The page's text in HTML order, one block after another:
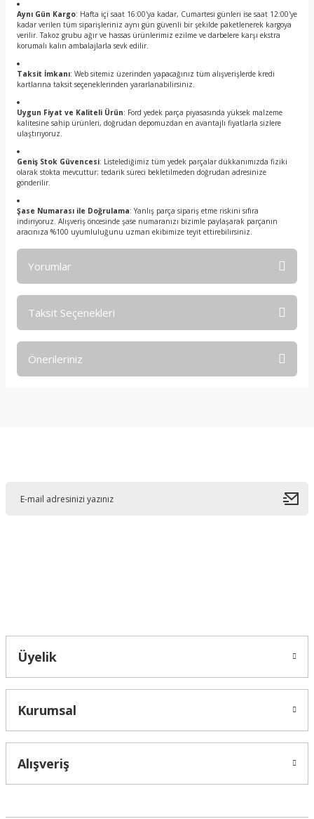
Aynı Gün Kargo: Hafta içi saat 16:00'ya kadar, Cumartesi günleri ise saat 12:00'ye
kadar verilen tüm siparişleriniz aynı gün güvenli bir şekilde paketlenerek kargoya
verilir. Takoz grubu ağır ve hassas ürünlerimiz ezilme ve darbelere karşı ekstra
korumalı kalın ambalajlarla sevk edilir.
Taksit İmkanı: Web sitemiz üzerinden yapacağınız tüm alışverişlerde kredi
kartlarına taksit seçeneklerinden yararlanabilirsiniz.
Uygun Fiyat ve Kaliteli Ürün: Ford yedek parça piyasasında yüksek malzeme
kalitesine sahip ürünleri, doğrudan depomuzdan en avantajlı fiyatlarla sizlere
ulaştırıyoruz.
Geniş Stok Güvencesi: Listelediğimiz tüm yedek parçalar dükkanımızda fiziki
olarak stokta mevcuttur; tedarik süreci bekletilmeden doğrudan adresinize
gönderilir.
Şase Numarası ile Doğrulama: Yanlış parça sipariş etme riskini sıfıra
indiriyoruz. Alışveriş öncesinde şase numaranızı bizimle paylaşarak parçanın
aracınıza %100 uyumluluğunu uzman ekibimize teyit ettirebilirsiniz.
Yorumlar
Taksit Seçenekleri
Önerileriniz
Üyelik
Kurumsal
Alışveriş